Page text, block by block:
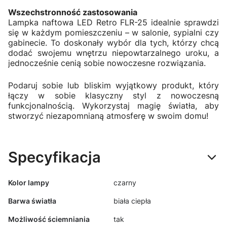
Wszechstronność zastosowania
Lampka naftowa LED Retro FLR-25 idealnie sprawdzi
się w każdym pomieszczeniu – w salonie, sypialni czy
gabinecie. To doskonały wybór dla tych, którzy chcą
dodać swojemu wnętrzu niepowtarzalnego uroku, a
jednocześnie cenią sobie nowoczesne rozwiązania.
Podaruj sobie lub bliskim wyjątkowy produkt, który
łączy w sobie klasyczny styl z nowoczesną
funkcjonalnością. Wykorzystaj magię światła, aby
stworzyć niezapomnianą atmosferę w swoim domu!
Specyfikacja
Kolor lampy czarny
Barwa światła biała ciepła
Możliwość ściemniania tak